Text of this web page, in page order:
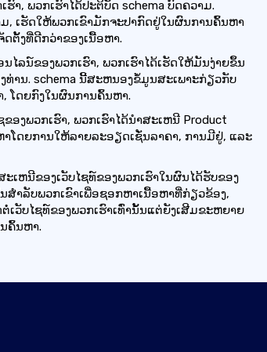
າ, ພວກເຮົາໄດ້ປະຕິບັດ schema ບົດຄວາມ.
, ເຮັດໃຫ້ພວກເຂົາມັກຈະປາກົດຢູ່ໃນຜົນການຄົ້ນຫາ
ຕັ້ງທີ່ດີກວ່າຂອງເນື້ອຫາ.
ລນ໌ຂອງພວກເຮົາ, ພວກເຮົາໄດ້ເຮັດໃຫ້ມັນງ່າຍຂຶ້ນ
ານ. schema ນີ້ສະຫນອງຂໍ້ມູນສະເພາະກ່ຽວກັບ
ໂດຍກົງໃນຜົນການຄົ້ນຫາ.
ງພວກເຮົາ, ພວກເຮົາໄດ້ນໍາສະເຫນີ Product
ໂດຍການໃຫ້ລາຍລະອຽດເຊັ່ນລາຄາ, ການມີຢູ່, ແລະ
ເຫນີຂອງເວັບໄຊທ໌ຂອງພວກເຮົາໃນຜົນໄດ້ຮັບຂອງ
າລັບພວກເຂົາເພື່ອຊອກຫາເນື້ອຫາທີ່ກ່ຽວຂ້ອງ,
ວັບໄຊທ໌ຂອງພວກເຮົາເທົ່ານັ້ນແຕ່ຍັງເສີມຂະຫຍາຍ
ຄົ້ນຫາ.